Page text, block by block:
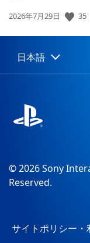
公
日:
2026年7月29日 35
Select
a
Current
region:
日本語
© 2026 Sony
Reserved.
サイトポリシー・